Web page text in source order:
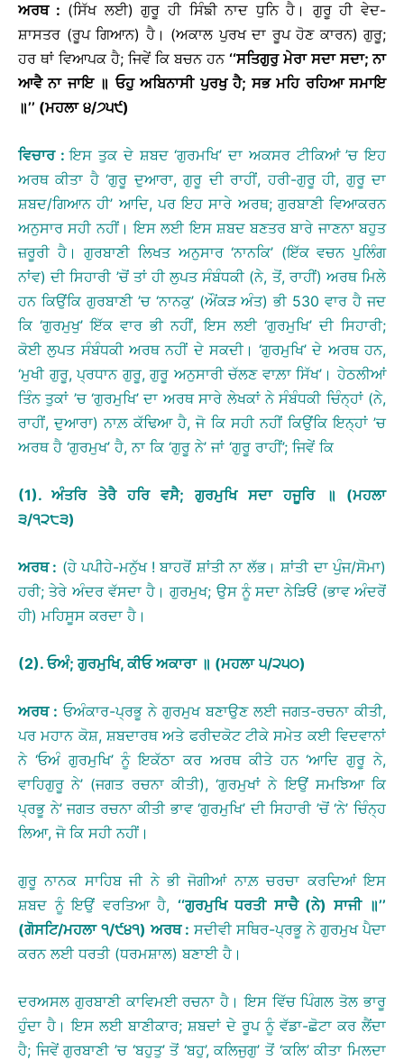
ਅਰਥ: (ਸਿੱਖ ਲਈ) ਗੁਰੂ ਹੀ ਸਿੰਙੀ ਨਾਦ ਧੁਨਿ ਹੈ। ਗੁਰੂ ਹੀ ਵੇਦ-
ਸ਼ਾਸਤਰ (ਰੂਪ ਗਿਆਨ) ਹੈ। (ਅਕਾਲ ਪੁਰਖ ਦਾ ਰੂਪ ਹੋਣ ਕਾਰਨ) ਗੁਰੂ;
ਹਰ ਥਾਂ ਵਿਆਪਕ ਹੈ; ਜਿਵੇਂ ਕਿ ਬਚਨ ਹਨ ‘‘ਸਤਿਗੁਰੁ ਮੇਰਾ ਸਦਾ ਸਦਾ;ਨਾ
ਆਵੈ ਨਾ ਜਾਇ ॥ ਓਹੁ ਅਬਿਨਾਸੀ ਪੁਰਖੁ ਹੈ;ਸਭ ਮਹਿ ਰਹਿਆ ਸਮਾਇ
॥’’ (ਮਹਲਾ ੪/੭੫੯)
ਵਿਚਾਰ:ਇਸ ਤੁਕ ਦੇ ਸ਼ਬਦ ‘ਗੁਰਮਖਿ’ ਦਾ ਅਕਸਰ ਟੀਕਿਆਂ ’ਚ ਇਹ
ਅਰਥ ਕੀਤਾ ਹੈ ‘ਗੁਰੂ ਦੁਆਰਾ, ਗੁਰੂ ਦੀ ਰਾਹੀਂ, ਹਰੀ-ਗੁਰੂ ਹੀ, ਗੁਰੂ ਦਾ
ਸ਼ਬਦ/ਗਿਆਨ ਹੀ’ ਆਦਿ, ਪਰ ਇਹ ਸਾਰੇ ਅਰਥ; ਗੁਰਬਾਣੀ ਵਿਆਕਰਨ
ਅਨੁਸਾਰ ਸਹੀ ਨਹੀਂ। ਇਸ ਲਈ ਇਸ ਸ਼ਬਦ ਬਣਤਰ ਬਾਰੇ ਜਾਣਨਾ ਬਹੁਤ
ਜ਼ਰੂਰੀ ਹੈ। ਗੁਰਬਾਣੀ ਲਿਖਤ ਅਨੁਸਾਰ ‘ਨਾਨਕਿ’ (ਇੱਕ ਵਚਨ ਪੁਲਿੰਗ
ਨਾਂਵ) ਦੀ ਸਿਹਾਰੀ ’ਚੋਂ ਤਾਂ ਹੀ ਲੁਪਤ ਸੰਬੰਧਕੀ (ਨੇ, ਤੋਂ, ਰਾਹੀਂ) ਅਰਥ ਮਿਲੇ
ਹਨ ਕਿਉਂਕਿ ਗੁਰਬਾਣੀ ’ਚ ‘ਨਾਨਕੁ’ (ਔਂਕੜ ਅੰਤ) ਭੀ 530 ਵਾਰ ਹੈ ਜਦ
ਕਿ ‘ਗੁਰਮੁਖੁ’ ਇੱਕ ਵਾਰ ਭੀ ਨਹੀਂ, ਇਸ ਲਈ ‘ਗੁਰਮੁਖਿ’ ਦੀ ਸਿਹਾਰੀ;
ਕੋਈ ਲੁਪਤ ਸੰਬੰਧਕੀ ਅਰਥ ਨਹੀਂ ਦੇ ਸਕਦੀ। ‘ਗੁਰਮੁਖਿ’ ਦੇ ਅਰਥ ਹਨ,
‘ਮੁਖੀ ਗੁਰੂ, ਪ੍ਰਧਾਨ ਗੁਰੂ, ਗੁਰੂ ਅਨੁਸਾਰੀ ਚੱਲਣ ਵਾਲ਼ਾ ਸਿੱਖ’। ਹੇਠਲੀਆਂ
ਤਿੰਨ ਤੁਕਾਂ ’ਚ ‘ਗੁਰਮੁਖਿ’ ਦਾ ਅਰਥ ਸਾਰੇ ਲੇਖਕਾਂ ਨੇ ਸੰਬੰਧਕੀ ਚਿੰਨ੍ਹਾਂ (ਨੇ,
ਰਾਹੀਂ, ਦੁਆਰਾ) ਨਾਲ਼ ਕੱਢਿਆ ਹੈ, ਜੋ ਕਿ ਸਹੀ ਨਹੀਂ ਕਿਉਂਕਿ ਇਨ੍ਹਾਂ ’ਚ
ਅਰਥ ਹੈ ‘ਗੁਰਮੁਖ’ ਹੈ, ਨਾ ਕਿ ‘ਗੁਰੂ ਨੇ’ ਜਾਂ ‘ਗੁਰੂ ਰਾਹੀਂ’; ਜਿਵੇਂ ਕਿ
(1).ਅੰਤਰਿ ਤੇਰੈ ਹਰਿ ਵਸੈ;ਗੁਰਮੁਖਿ ਸਦਾ ਹਜੂਰਿ ॥ (ਮਹਲਾ
੩/੧੨੮੩)
ਅਰਥ: (ਹੇ ਪਪੀਹੇ-ਮਨੁੱਖ ! ਬਾਹਰੋਂ ਸ਼ਾਂਤੀ ਨਾ ਲੱਭ। ਸ਼ਾਂਤੀ ਦਾ ਪੁੰਜ/ਸੋਮਾ)
ਹਰੀ; ਤੇਰੇ ਅੰਦਰ ਵੱਸਦਾ ਹੈ। ਗੁਰਮੁਖ; ਉਸ ਨੂੰ ਸਦਾ ਨੇੜਿਓਂ (ਭਾਵ ਅੰਦਰੋਂ
ਹੀ) ਮਹਿਸੂਸ ਕਰਦਾ ਹੈ।
(2).ਓਅੰ;ਗੁਰਮੁਖਿ,ਕੀਓ ਅਕਾਰਾ ॥ (ਮਹਲਾ ੫/੨੫੦)
ਅਰਥ: ਓਅੰਕਾਰ-ਪ੍ਰਭੂ ਨੇ ਗੁਰਮੁਖ ਬਣਾਉਣ ਲਈ ਜਗਤ-ਰਚਨਾ ਕੀਤੀ,
ਪਰ ਮਹਾਨ ਕੋਸ਼, ਸ਼ਬਦਾਰਥ ਅਤੇ ਫਰੀਦਕੋਟ ਟੀਕੇ ਸਮੇਤ ਕਈ ਵਿਦਵਾਨਾਂ
ਨੇ ‘ਓਅੰ ਗੁਰਮੁਖਿ’ ਨੂੰ ਇਕੱਠਾ ਕਰ ਅਰਥ ਕੀਤੇ ਹਨ ‘ਆਦਿ ਗੁਰੂ ਨੇ,
ਵਾਹਿਗੁਰੂ ਨੇ’ (ਜਗਤ ਰਚਨਾ ਕੀਤੀ), ‘ਗੁਰਮੁਖਾਂ ਨੇ ਇਉਂ ਸਮਝਿਆ ਕਿ
ਪ੍ਰਭੂ ਨੇ’ ਜਗਤ ਰਚਨਾ ਕੀਤੀ ਭਾਵ ‘ਗੁਰਮੁਖਿ’ ਦੀ ਸਿਹਾਰੀ ’ਚੋਂ ‘ਨੇ’ ਚਿੰਨ੍ਹ
ਲਿਆ, ਜੋ ਕਿ ਸਹੀ ਨਹੀਂ।
ਗੁਰੂ ਨਾਨਕ ਸਾਹਿਬ ਜੀ ਨੇ ਭੀ ਜੋਗੀਆਂ ਨਾਲ਼ ਚਰਚਾ ਕਰਦਿਆਂ ਇਸ
ਸ਼ਬਦ ਨੂੰ ਇਉਂ ਵਰਤਿਆ ਹੈ, ‘‘ਗੁਰਮੁਖਿ ਧਰਤੀ ਸਾਚੈ(ਨੇ)ਸਾਜੀ ॥’’
(ਗੋਸਟਿ/ਮਹਲਾ ੧/੯੪੧) ਅਰਥ: ਸਦੀਵੀ ਸਥਿਰ-ਪ੍ਰਭੂ ਨੇ ਗੁਰਮੁਖ ਪੈਦਾ
ਕਰਨ ਲਈ ਧਰਤੀ (ਧਰਮਸ਼ਾਲ) ਬਣਾਈ ਹੈ।
ਦਰਅਸਲ ਗੁਰਬਾਣੀ ਕਾਵਿਮਈ ਰਚਨਾ ਹੈ। ਇਸ ਵਿੱਚ ਪਿੰਗਲ ਤੋਲ ਭਾਰੂ
ਹੁੰਦਾ ਹੈ। ਇਸ ਲਈ ਬਾਣੀਕਾਰ; ਸ਼ਬਦਾਂ ਦੇ ਰੂਪ ਨੂੰ ਵੱਡਾ-ਛੋਟਾ ਕਰ ਲੈਂਦਾ
ਹੈ; ਜਿਵੇਂ ਗੁਰਬਾਣੀ ’ਚ ‘ਬਹੁਤੁ’ ਤੋਂ ‘ਬਹੁ’, ਕਲਿਜੁਗੁ’ ਤੋਂ ‘ਕਲਿ’ ਕੀਤਾ ਮਿਲਦਾ